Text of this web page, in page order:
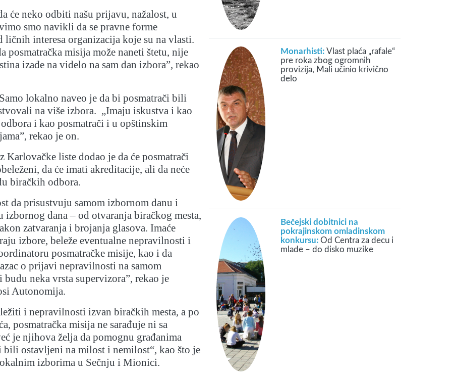
će neko odbiti našu prijavu, nažalost, u
smo navikli da se pravne forme
ličnih interesa organizacija koje su na vlasti.
posmatračka misija može naneti štetu, nije
izađe na videlo na sam dan izbora”, rekao
lokalno naveo je da bi posmatrači bili
na više izbora. „Imaju iskustva i kao
i kao posmatrači i u opštinskim
rekao je on.
liste dodao je da će posmatrači
da će imati akreditacije, ali da neće
biračkih odbora.
da prisustvuju samom izbornom danu i
izbornog dana – od otvaranja biračkog mesta,
zatvaranja i brojanja glasova. Imaće
izbore, beleže eventualne nepravilnosti i
posmatračke misije, kao i da
o prijavi nepravilnosti na samom
budu neka vrsta supervizora”, rekao je
Autonomija.
i nepravilnosti izvan biračkih mesta, a po
posmatračka misija ne sarađuje ni sa
je njihova želja da pomognu građanima
bili ostavljeni na milost i nemilost“, kao što je
izborima u Sečnju i Mionici.
Monarhisti: Vlast plaća „rafale“
pre roka zbog ogromnih
provizija, Mali učinio krivično
delo
Bečejski dobitnici na
pokrajinskom omladinskom
konkursu: Od Centra za decu i
mlade – do disko muzike